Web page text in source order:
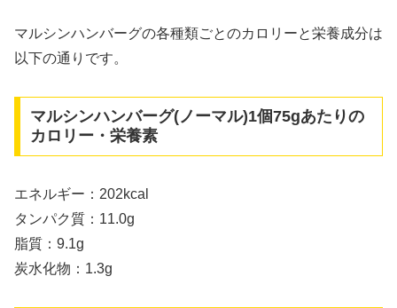
マルシンハンバーグの各種類ごとのカロリーと栄養成分は
以下の通りです。
マルシンハンバーグ(ノーマル)1個75gあたりの
カロリー・栄養素
エネルギー：202kcal
タンパク質：11.0g
脂質：9.1g
炭水化物：1.3g